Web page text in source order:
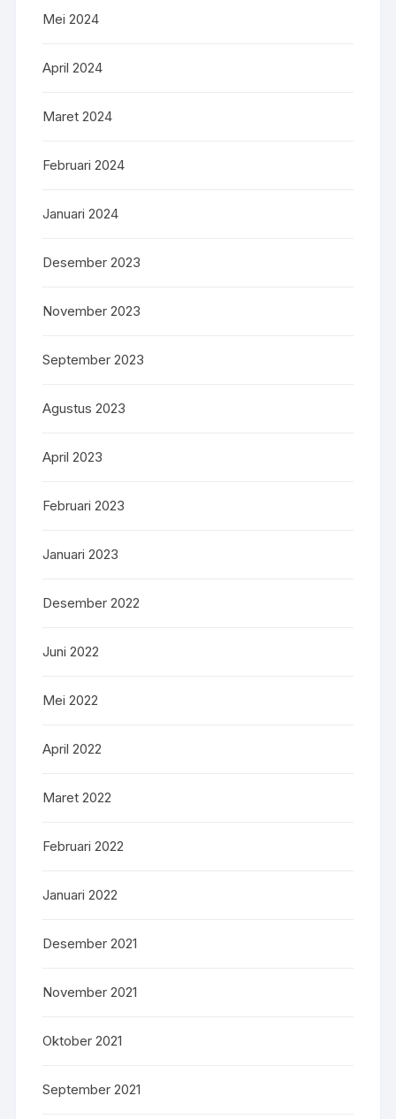
Mei 2024
April 2024
Maret 2024
Februari 2024
Januari 2024
Desember 2023
November 2023
September 2023
Agustus 2023
April 2023
Februari 2023
Januari 2023
Desember 2022
Juni 2022
Mei 2022
April 2022
Maret 2022
Februari 2022
Januari 2022
Desember 2021
November 2021
Oktober 2021
September 2021